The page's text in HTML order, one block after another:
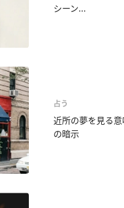
シーン...
占う
近所の夢を見る
の暗示